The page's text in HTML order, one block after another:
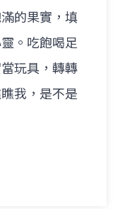
的果實，填
。吃飽喝足
玩具，轉轉
我，是不是